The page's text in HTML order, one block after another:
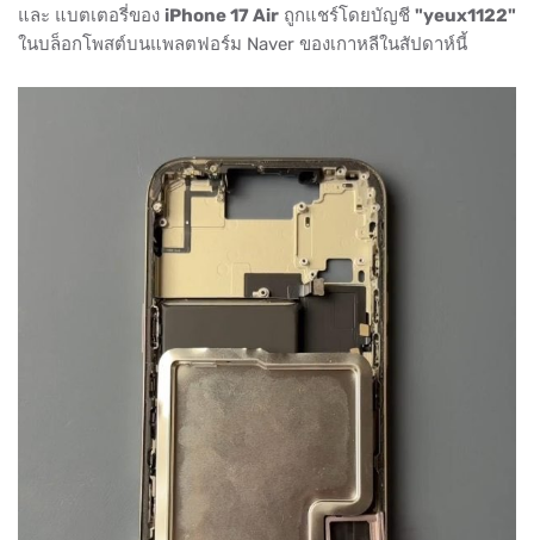
และ แบตเตอรี่ของ iPhone 17 Air ถูกแชร์โดยบัญชี "yeux1122"
ในบล็อกโพสต์บนแพลตฟอร์ม Naver ของเกาหลีในสัปดาห์นี้